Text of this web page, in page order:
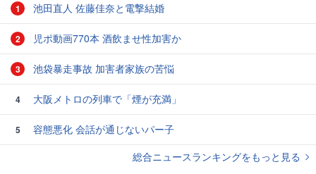
1 池田直人 佐藤佳奈と電撃結婚
2 児ポ動画770本 酒飲ませ性加害か
3 池袋暴走事故 加害者家族の苦悩
4 大阪メトロの列車で「煙が充満」
5
容態悪化 会話が通じないパー子
総合ニュースランキングをもっと見る